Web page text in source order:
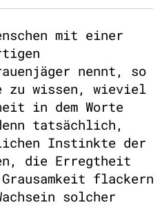
mit einer
nennt, so
zu wissen, wieviel
in dem Worte
tatsächlich,
Instinkte der
die Erregtheit
flackern
solcher